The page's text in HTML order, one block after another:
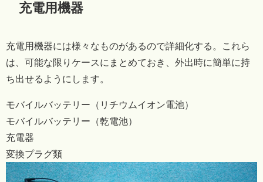
充電用機器
充電用機器には様々なものがあるので詳細化する。これら
は、可能な限りケースにまとめておき、外出時に簡単に持
ち出せるようにします。
モバイルバッテリー（リチウムイオン電池）
モバイルバッテリー（乾電池）
充電器
変換プラグ類